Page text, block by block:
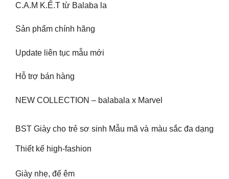
C.A.M K.Ế.T từ Balaba la
Sản phẩm chính hãng
Update liên tục mẫu mới
Hỗ trợ bán hàng
NEW COLLECTION – balabala x Marvel
BST Giày cho trẻ sơ sinh Mẫu mã và màu sắc đa dạng
Thiết kế high-fashion
Giày nhẹ, đế êm